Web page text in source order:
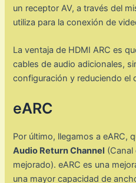
un receptor AV, a través del
utiliza para la conexión de
La ventaja de HDMI ARC es
cables de audio adicionales,
configuración y reduciendo el
eARC
Por último, llegamos a eARC,
Audio Return Channel
mejorado). eARC es una
una mayor capacidad de